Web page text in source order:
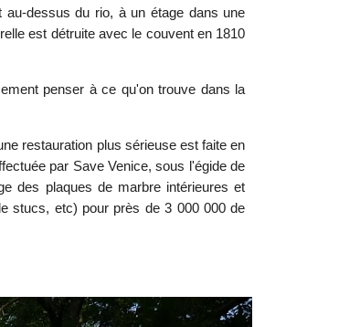
dessus du rio, à un étage dans une
est détruite avec le couvent en 1810
penser à ce qu'on trouve dans la
restauration plus sérieuse est faite en
par Save Venice, sous l'égide de
des plaques de marbre intérieures et
stucs, etc) pour près de 3 000 000 de